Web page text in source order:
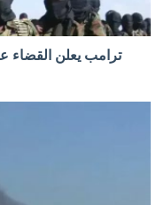
ترامب يعلن القضاء